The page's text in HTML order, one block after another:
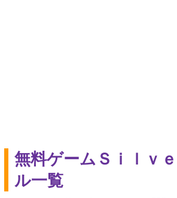
無料ゲームＳｉｌｖ
ル一覧